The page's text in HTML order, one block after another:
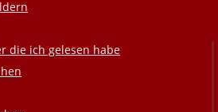
die ich gelesen habe